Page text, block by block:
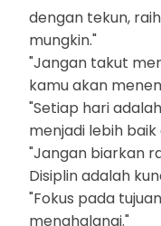
dengan tekun,
mungkin."
"Jangan takut
kamu akan
"Setiap hari
menjadi lebih
"Jangan biarkan
Disiplin adalah
"Fokus pada
menghalangi."